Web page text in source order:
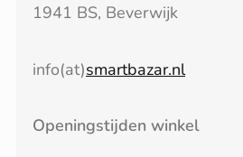
1941 BS, Beverwijk
info(at)smartbazar.nl
Openingstijden winkel